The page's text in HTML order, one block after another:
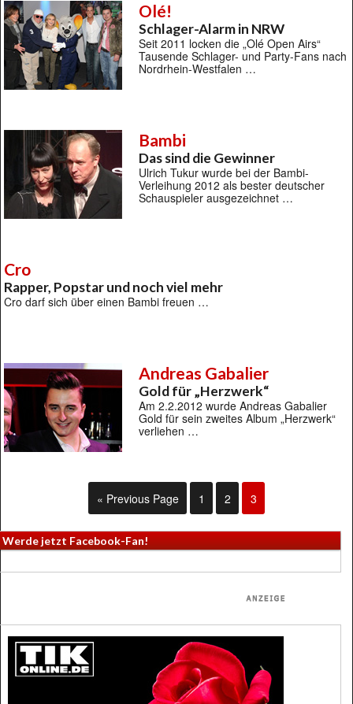
Olé!
Schlager-Alarm in NRW
Seit 2011 locken die „Olé Open Airs“
Tausende Schlager- und Party-Fans nach
Nordrhein-Westfalen …
Bambi
Das sind die Gewinner
Ulrich Tukur wurde bei der Bambi-
Verleihung 2012 als bester deutscher
Schauspieler ausgezeichnet …
Cro
Rapper, Popstar und noch viel mehr
Cro darf sich über einen Bambi freuen …
Andreas Gabalier
Gold für „Herzwerk“
Am 2.2.2012 wurde Andreas Gabalier
Gold für sein zweites Album „Herzwerk“
verliehen …
« Previous Page 1 2 3
Werde jetzt Facebook-Fan!